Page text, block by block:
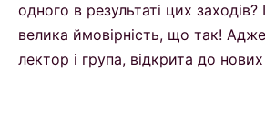
одного в результаті цих заходів?
велика ймовірність, що так!
лектор і група, відкрита до